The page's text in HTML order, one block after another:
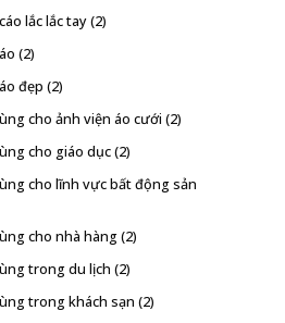
lắc lắc tay(2)
(2)
đẹp (2)
cho ảnh viện áo cưới (2)
cho giáo dục(2)
cho lĩnh vực bất động sản
cho nhà hàng(2)
trong du lịch (2)
trong khách sạn (2)